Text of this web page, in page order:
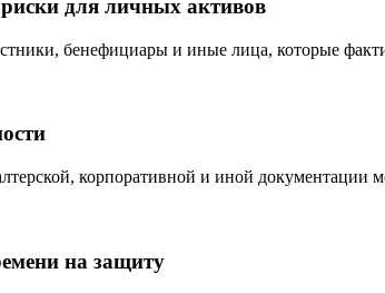
риски для личных активов
бенефициары и иные лица, которые
корпоративной и иной документации
на защиту